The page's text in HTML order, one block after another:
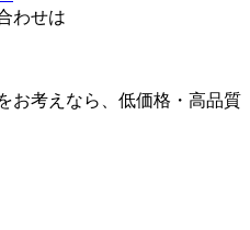
お考えなら、低価格・高品質